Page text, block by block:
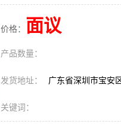
价格： 面议
产品数量：
发货地址： 广东省深圳市宝安
关键词：